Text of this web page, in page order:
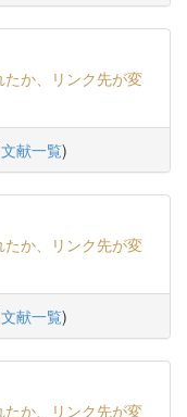
か、リンク先が変
文献一覧)
か、リンク先が変
文献一覧)
か、リンク先が変